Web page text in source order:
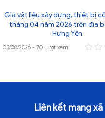
Giá vật liệu xây dựng, thiết bị
tháng 04 năm 2026 trên địa
Hưng Yên
03/08/2026 - 70 Lượt xem
Liên kết mạng xã